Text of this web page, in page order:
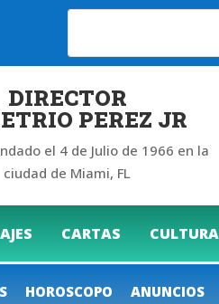
DIRECTOR
PEREZ JR
el 4 de Julio de 1966 en la
ciudad de Miami, FL
CARTAS CULTURA
HOROSCOPO ANUNCIOS